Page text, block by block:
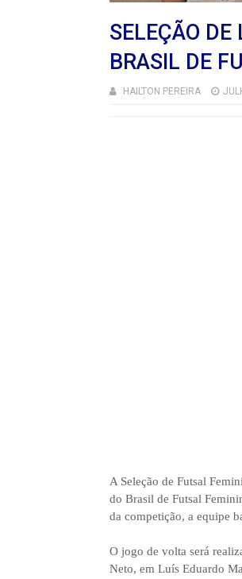
SELEÇÃO
BRASIL DE
HAILTON PEREIRA
A Seleção de Futsal
do Brasil de Futsal
da competição, a equipe
O jogo de volta será
Neto, em Luís Eduardo